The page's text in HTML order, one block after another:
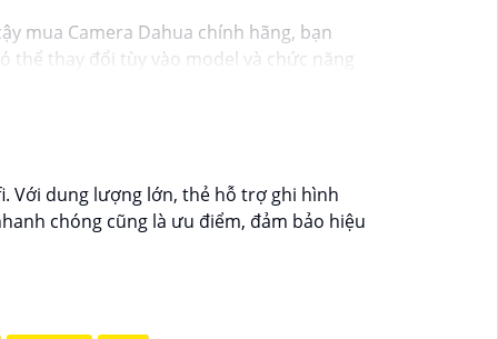
mua Camera Dahua chính hãng, bạn
thể thay đổi tùy vào model và chức năng
mại điện tử hoặc tại các cửa hàng điện
Với dung lượng lớn, thẻ hỗ trợ ghi hình
chóng cũng là ưu điểm, đảm bảo hiệu